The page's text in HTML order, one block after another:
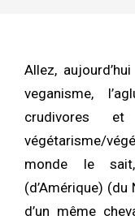
Allez,
veganisme,
crudivores
végétarisme/
monde le
(d’Amérique)
d’un même